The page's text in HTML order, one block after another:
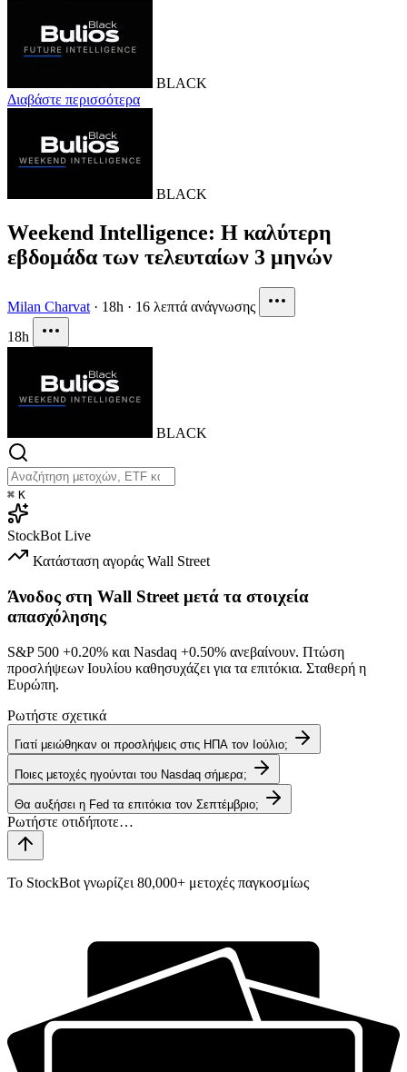
BLACK
Διαβάστε περισσότερα
BLACK
Weekend Intelligence: Η καλύτερη
εβδομάδα των τελευταίων 3 μηνών
Milan Charvat · 18h · 16 λεπτά ανάγνωσης
18h
BLACK
⌘ K
StockBot Live
Κατάσταση αγοράς Wall Street
Άνοδος στη Wall Street μετά τα στοιχεία
απασχόλησης
S&P 500 +0.20% και Nasdaq +0.50% ανεβαίνουν. Πτώση
προσλήψεων Ιουλίου καθησυχάζει για τα επιτόκια. Σταθερή η
Ευρώπη.
Ρωτήστε σχετικά
Γιατί μειώθηκαν οι προσλήψεις στις ΗΠΑ τον Ιούλιο;
Ποιες μετοχές ηγούνται του Nasdaq σήμερα;
Θα αυξήσει η Fed τα επιτόκια τον Σεπτέμβριο;
Το StockBot γνωρίζει 80,000+ μετοχές παγκοσμίως